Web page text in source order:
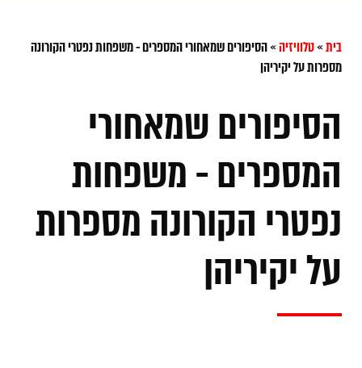
בית»טלוויזיה»הסיפורים שמאחורי המספרים - משפחות נפטרי הקורונה
מספרות על יקיריהן
הסיפורים שמאחורי
המספרים - משפחות
נפטרי הקורונה מספרות
על יקיריהן